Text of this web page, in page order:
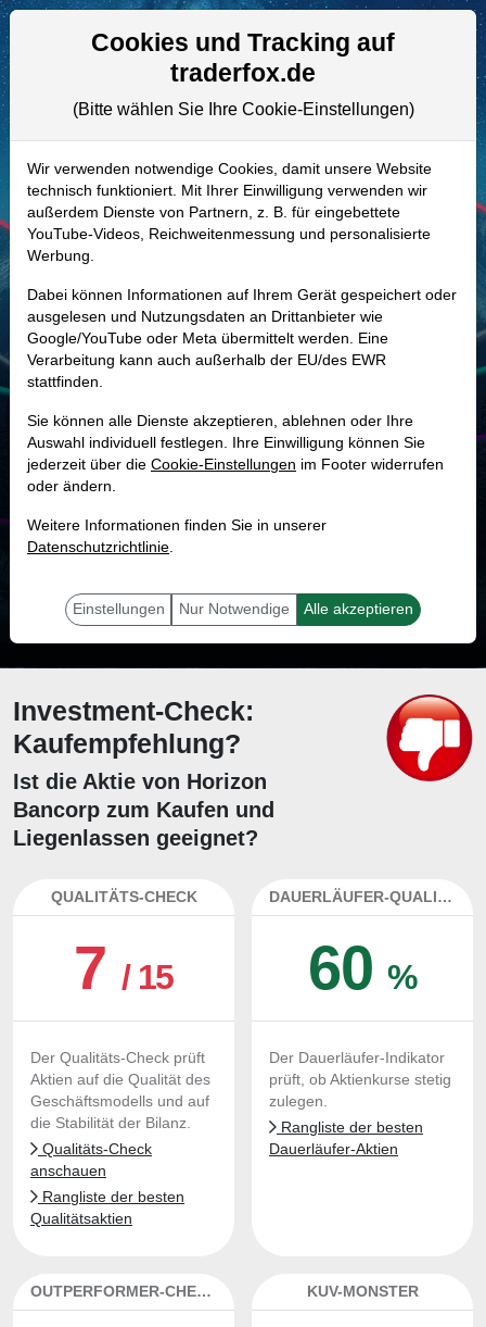
Aktien- und Artikelsuche
347443 | HBNC–Horizon Bancorp
Aktie
Realtime-Aktienkurs:
- - -
-
Marktkapitalisierung 1,05 Mrd. USD
Unternehmenswert
Umsatz -31.306.000,00 USD
81.6 %
mit dieser Aktie erfolgreich sein.
Investment-Check:
Kaufempfehlung?
Ist die Aktie von Horizon
Bancorp zum Kaufen und
Liegenlassen geeignet?
QUALITÄTS-CHECK
7/ 15
Der Qualitäts-Check prüft
Aktien auf die Qualität des
Geschäftsmodells und auf
die Stabilität der Bilanz.
Qualitäts-Check
anschauen
Rangliste der besten
Qualitätsaktien
DAUERLÄUFER-QUALITÄTEN
60%
Der Dauerläufer-Indikator
prüft, ob Aktienkurse stetig
zulegen.
Rangliste der besten
Dauerläufer-Aktien
OUTPERFORMER-CHECK KUV-MONSTER
Cookies und Tracking auf
traderfox.de
(Bitte wählen Sie Ihre Cookie-Einstellungen)
Wir verwenden notwendige Cookies, damit unsere Website
technisch funktioniert. Mit Ihrer Einwilligung verwenden wir
außerdem Dienste von Partnern, z. B. für eingebettete
YouTube-Videos, Reichweitenmessung und personalisierte
Werbung.
Dabei können Informationen auf Ihrem Gerät gespeichert oder
ausgelesen und Nutzungsdaten an Drittanbieter wie
Google/YouTube oder Meta übermittelt werden. Eine
Verarbeitung kann auch außerhalb der EU/des EWR
stattfinden.
Sie können alle Dienste akzeptieren, ablehnen oder Ihre
Auswahl individuell festlegen. Ihre Einwilligung können Sie
jederzeit über die Cookie-Einstellungen im Footer widerrufen
oder ändern.
Weitere Informationen finden Sie in unserer
Datenschutzrichtlinie.
Einstellungen Nur Notwendige Alle akzeptieren